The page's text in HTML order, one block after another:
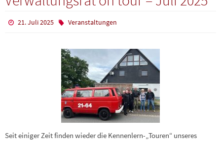
21. Juli 2025 Veranstaltungen
Seit einiger Zeit finden wieder die Kennenlern-„Touren“ unseres